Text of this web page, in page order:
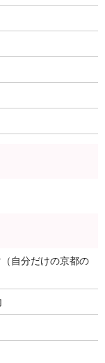
自分だけの京都の